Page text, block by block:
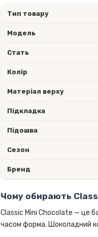
Тип товару
Модель
Стать
Колір
Матеріал верху
Підкладка
Підошва
Сезон
Бренд
Чому обирають
Classic Mini Chocolate — це
часом форма. Шоколадний